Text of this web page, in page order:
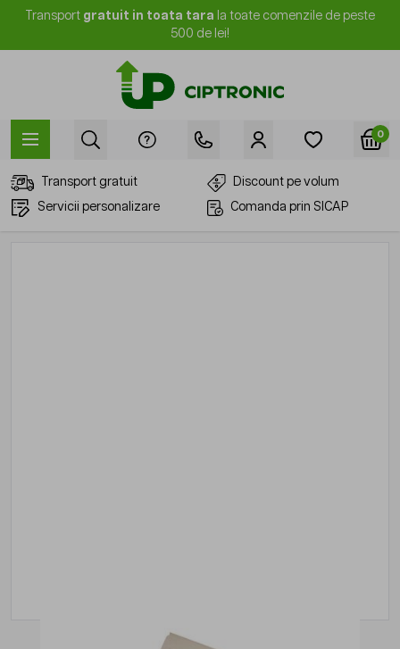
Mergi la Conținut
Transport gratuit in toata tara la toate comenzile de peste
500 de lei!
0
Transport gratuit
Discount pe volum
Servicii personalizare
Comanda prin SICAP